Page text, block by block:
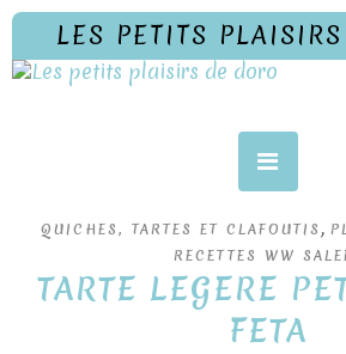
LES PETITS
QUICHES, TARTES ET CLAFOUTIS ,
RECETTES WW
TARTE LEGERE
FETA